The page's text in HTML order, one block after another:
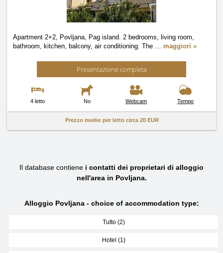
Apartment 2+2, Povljana, Pag island. 2 bedrooms, living room,
bathroom, kitchen, balcony, air conditioning. The … maggiori »
Presentazione completa
4 letto No Webcam Tempo
Prezzo medio per letto circa 20 EUR
Il database contiene i contatti dei proprietari di alloggio
nell'area in Povljana.
Alloggio Povljana - choice of accommodation type:
Tutto (2)
Hotel (1)